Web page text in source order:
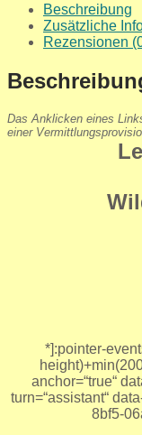
Beschreibung
Zusätzliche
Rezensionen
Das Anklicken eines
einer
*]:pointer-
anchor=“true“
turn=“assistant“
8bf5-